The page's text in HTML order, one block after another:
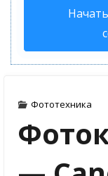
Фототехника